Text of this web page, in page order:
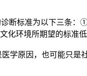
断标准为以下三条：
化环境所期望的标准
学原因，也可能只